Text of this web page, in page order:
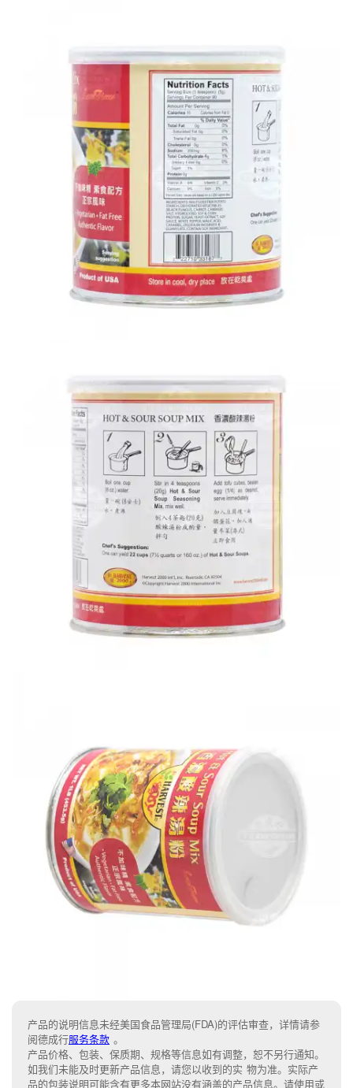
产品的说明信息未经美国食品管理局(FDA)的评估审查，详情请参
阅德成行服务条款 。
产品价格、包装、保质期、规格等信息如有调整，恕不另行通知。
如我们未能及时更新产品信息，请您以收到的实 物为准。实际产
品的包装说明可能含有更多本网站没有涵盖的产品信息。请使用或